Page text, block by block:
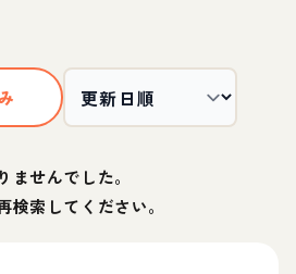
せんでした。
索してください。